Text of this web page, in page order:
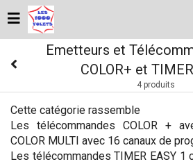
Emetteurs et
COLOR+ et
4 produits
Cette catégorie rassemble
Les télécommandes COLOR +
COLOR MULTI avec 16 canaux de
Les télécommandes TIMER EASY 1